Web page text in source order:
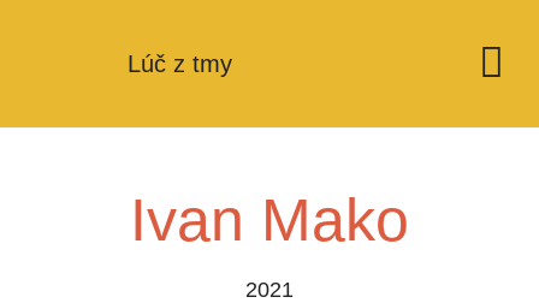
Lúč z tmy
Ivan Mako
2021